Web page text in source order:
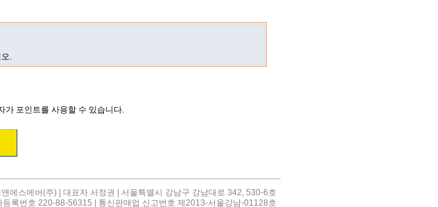
.
포인트를 사용할 수 있습니다.
앤에스에버(주) | 대표자 서정권 | 서울특별시 강남구 강남대로 342, 530-6호
등록번호 220-88-56315 | 통신판매업 신고번호 제2013-서울강남-01128호